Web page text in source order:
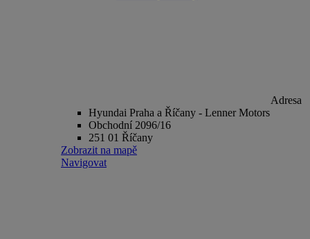
Adresa
Hyundai Praha a Říčany - Lenner Motors
Obchodní 2096/16
251 01 Říčany
Zobrazit na mapě
Navigovat